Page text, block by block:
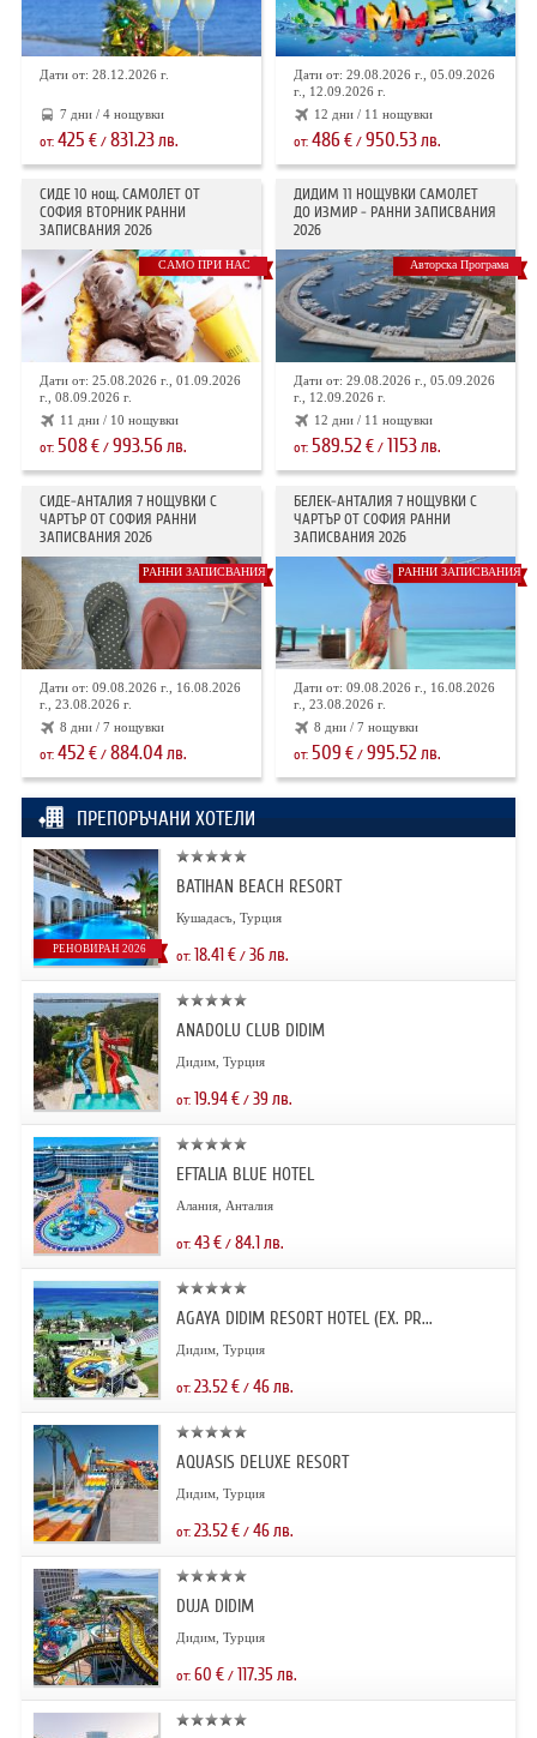
Дати от: 28.12.2026 г.
7 дни / 4 нощувки
от: 425 €/ 831.23лв.
Дати от: 29.08.2026 г., 05.09.2026
г., 12.09.2026 г.
12 дни / 11 нощувки
от:486€ /950.53лв.
СИДЕ 10 нощ. САМОЛЕТ ОТ
СОФИЯ ВТОРНИК РАННИ
ЗАПИСВАНИЯ 2026
САМО ПРИ НАС
Дати от: 25.08.2026 г., 01.09.2026
г., 08.09.2026 г.
11 дни / 10 нощувки
от: 508€/ 993.56лв.
ДИДИМ 11 НОЩУВКИ САМОЛЕТ
ДО ИЗМИР - РАННИ ЗАПИСВАНИЯ
2026
Авторска Програма
Дати от: 29.08.2026 г., 05.09.2026
г., 12.09.2026 г.
12 дни / 11 нощувки
от:589.52€ / 1153лв.
СИДЕ-АНТАЛИЯ 7 НОЩУВКИ С
ЧАРТЪР OT СОФИЯ РАННИ
ЗАПИСВАНИЯ 2026
РАННИ ЗАПИСВАНИЯ
Дати от: 09.08.2026 г., 16.08.2026
г., 23.08.2026 г.
8 дни / 7 нощувки
от: 452€/ 884.04лв.
БЕЛЕК-АНТАЛИЯ 7 НОЩУВКИ С
ЧАРТЪР ОТ СОФИЯ РАННИ
ЗАПИСВАНИЯ 2026
РАННИ ЗАПИСВАНИЯ
Дати от: 09.08.2026 г., 16.08.2026
г., 23.08.2026 г.
8 дни / 7 нощувки
от:509 € /995.52лв.
ПРЕПОРЪЧАНИ ХОТЕЛИ
РЕНОВИРАН 2026
BATIHAN BEACH RESORT
Кушадасъ, Турция
от: 18.41€/ 36лв.
ANADOLU CLUB DIDIM
Дидим, Турция
от: 19.94€/ 39 лв.
EFTALIA BLUE HOTEL
Алания, Анталия
от: 43€/ 84.1лв.
AGAYA DIDIM RESORT HOTEL (EX. PR...
Дидим, Турция
от: 23.52€/ 46лв.
AQUASIS DELUXE RESORT
Дидим, Турция
от: 23.52€/ 46лв.
DUJA DIDIM
Дидим, Турция
от: 60 €/ 117.35 лв.